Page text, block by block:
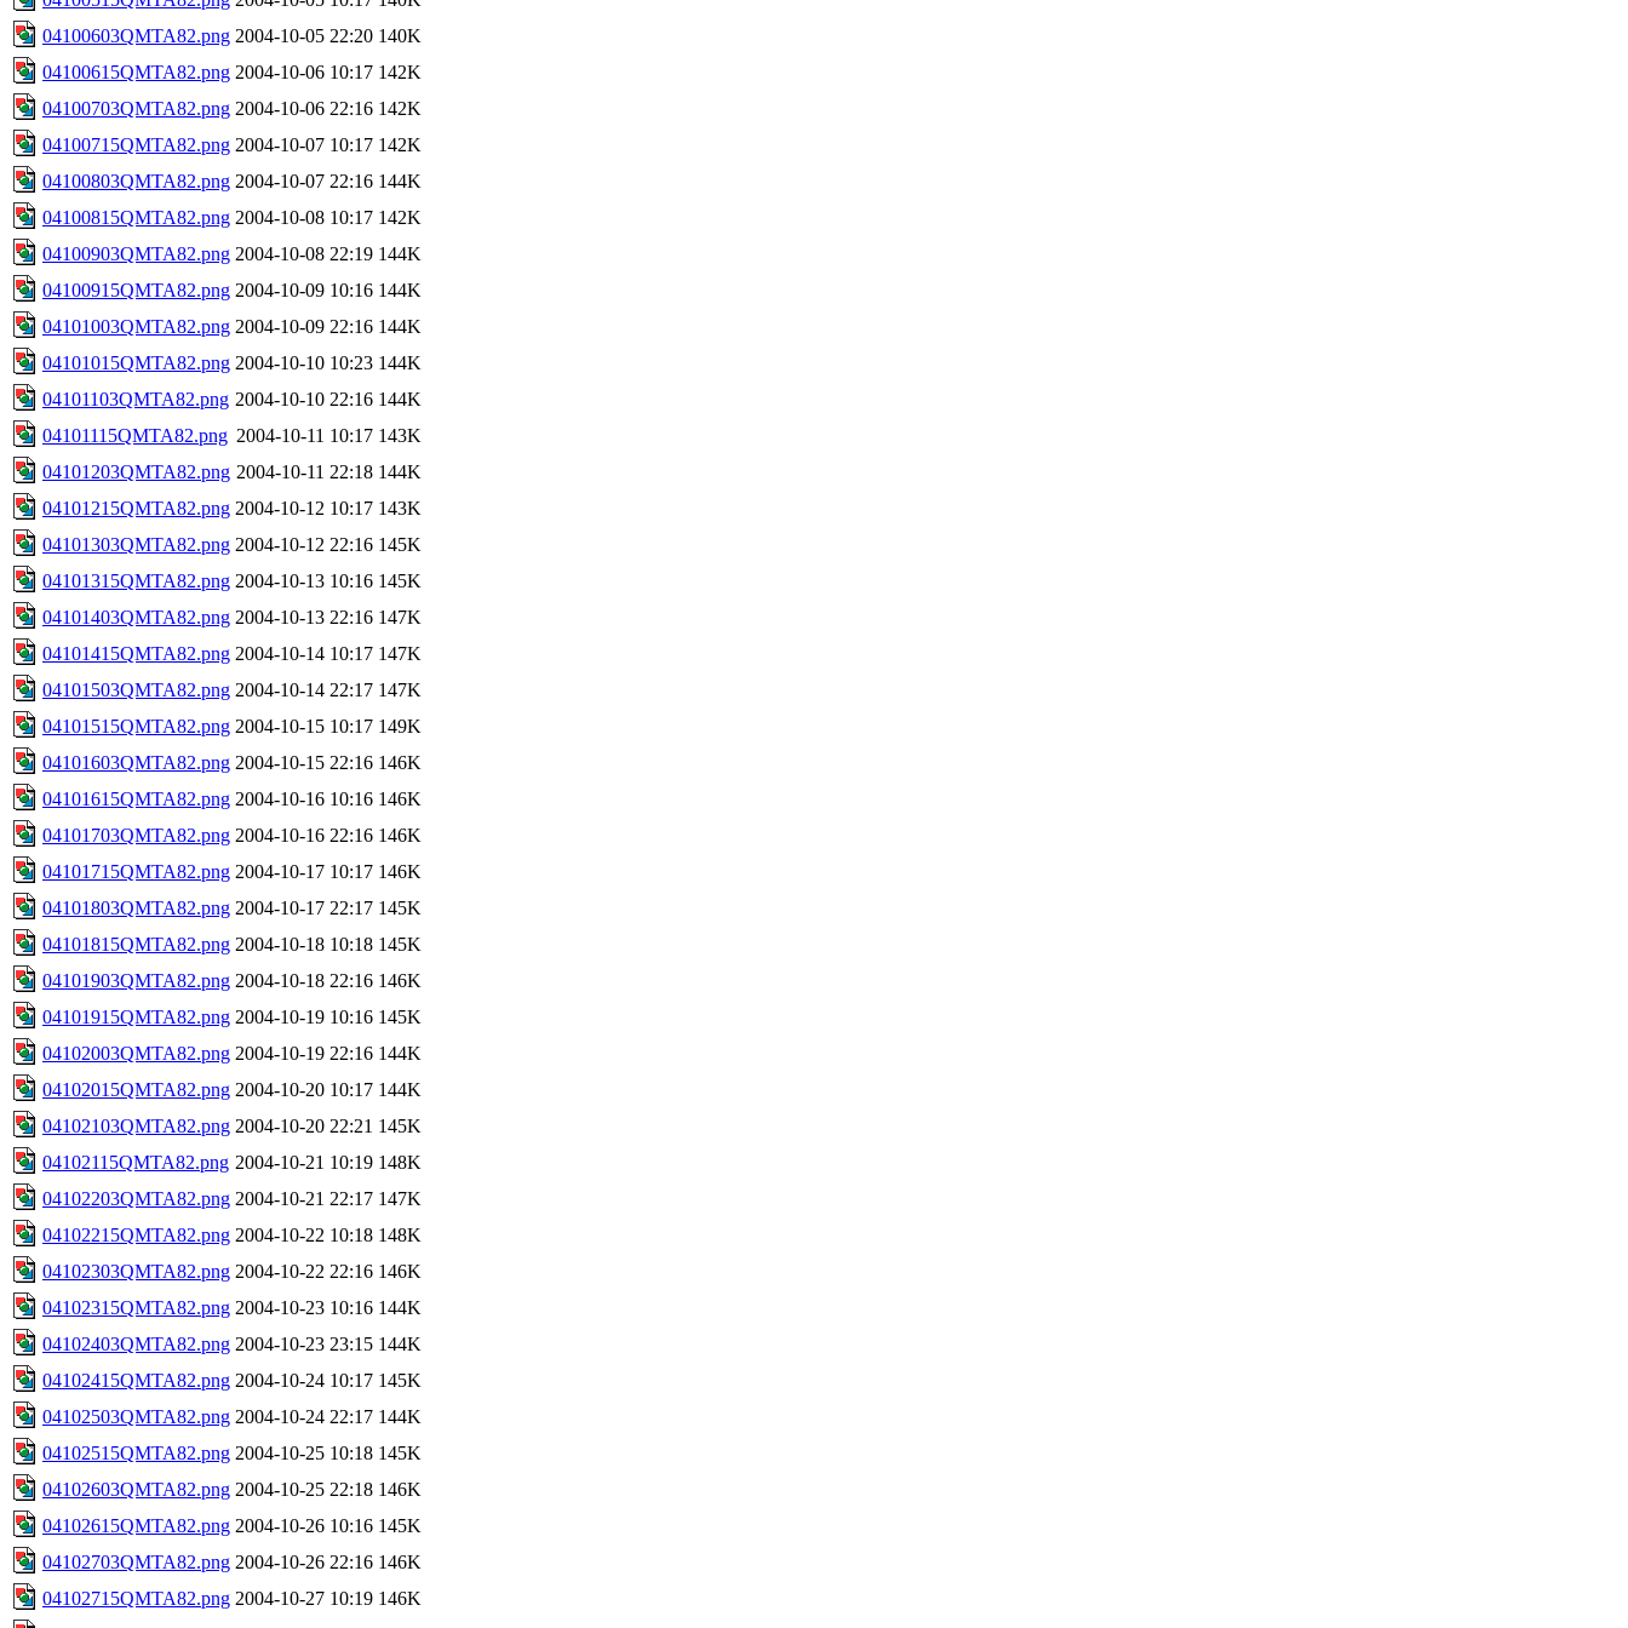
04100603QMTA82.png 2004-10-05 22:20 140K
04100615QMTA82.png 2004-10-06 10:17 142K
04100703QMTA82.png 2004-10-06 22:16 142K
04100715QMTA82.png 2004-10-07 10:17 142K
04100803QMTA82.png 2004-10-07 22:16 144K
04100815QMTA82.png 2004-10-08 10:17 142K
04100903QMTA82.png 2004-10-08 22:19 144K
04100915QMTA82.png 2004-10-09 10:16 144K
04101003QMTA82.png 2004-10-09 22:16 144K
04101015QMTA82.png 2004-10-10 10:23 144K
04101103QMTA82.png 2004-10-10 22:16 144K
04101115QMTA82.png 2004-10-11 10:17 143K
04101203QMTA82.png 2004-10-11 22:18 144K
04101215QMTA82.png 2004-10-12 10:17 143K
04101303QMTA82.png 2004-10-12 22:16 145K
04101315QMTA82.png 2004-10-13 10:16 145K
04101403QMTA82.png 2004-10-13 22:16 147K
04101415QMTA82.png 2004-10-14 10:17 147K
04101503QMTA82.png 2004-10-14 22:17 147K
04101515QMTA82.png 2004-10-15 10:17 149K
04101603QMTA82.png 2004-10-15 22:16 146K
04101615QMTA82.png 2004-10-16 10:16 146K
04101703QMTA82.png 2004-10-16 22:16 146K
04101715QMTA82.png 2004-10-17 10:17 146K
04101803QMTA82.png 2004-10-17 22:17 145K
04101815QMTA82.png 2004-10-18 10:18 145K
04101903QMTA82.png 2004-10-18 22:16 146K
04101915QMTA82.png 2004-10-19 10:16 145K
04102003QMTA82.png 2004-10-19 22:16 144K
04102015QMTA82.png 2004-10-20 10:17 144K
04102103QMTA82.png 2004-10-20 22:21 145K
04102115QMTA82.png 2004-10-21 10:19 148K
04102203QMTA82.png 2004-10-21 22:17 147K
04102215QMTA82.png 2004-10-22 10:18 148K
04102303QMTA82.png 2004-10-22 22:16 146K
04102315QMTA82.png 2004-10-23 10:16 144K
04102403QMTA82.png 2004-10-23 23:15 144K
04102415QMTA82.png 2004-10-24 10:17 145K
04102503QMTA82.png 2004-10-24 22:17 144K
04102515QMTA82.png 2004-10-25 10:18 145K
04102603QMTA82.png 2004-10-25 22:18 146K
04102615QMTA82.png 2004-10-26 10:16 145K
04102703QMTA82.png 2004-10-26 22:16 146K
04102715QMTA82.png 2004-10-27 10:19 146K